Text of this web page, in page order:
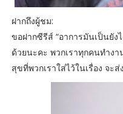
ฝากถึงผู้ชม:
ขอฝากซีรีส์ “อาการมันเป็นยัง
ด้วยนะคะ พวกเราทุกคนทำง
สุขที่พวกเราใส่ไว้ในเรื่อง จะ